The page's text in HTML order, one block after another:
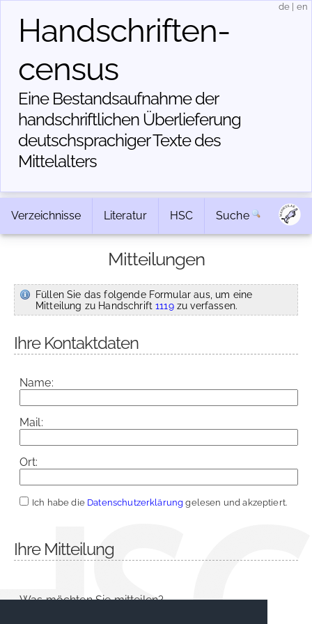
Handschriften­
census
Eine Bestandsaufnahme der
handschriftlichen Über­lieferung
deutschsprachiger Texte des
Mittelalters
de en
Verzeichnisse Literatur HSC Suche
Mitteilungen
Füllen Sie das folgende Formular aus, um eine
Mitteilung zu Handschrift1119zu verfassen.
Ihre Kontaktdaten
Name:
Mail:
Ort:
Ich habe die Datenschutzerklärung gelesen und akzeptiert.
Ihre Mitteilung
Was möchten Sie mitteilen?